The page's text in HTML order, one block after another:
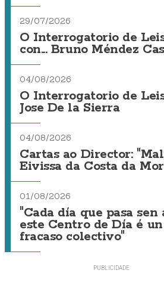
29/07/2026
O Interrogatorio de
con... Bruno Méndez
04/08/2026
O Interrogatorio de Leis
Jose De la Sierra
04/08/2026
Cartas ao Director:
Eivissa da Costa da
01/08/2026
"Cada día que pasa
este Centro de Día é un
fracaso colectivo"